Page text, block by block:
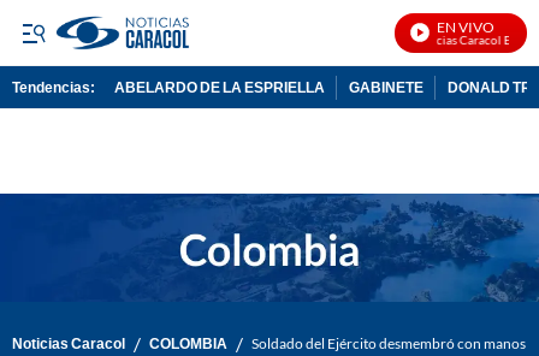
EN VIVO
Noticias Caracol En Vivo
Tendencias: ABELARDO DE LA ESPRIELLA GABINETE DONALD
Noticias Caracol / COLOMBIA / Soldado del Ejército desmembró con manos